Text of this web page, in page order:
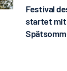
Festival
startet mit